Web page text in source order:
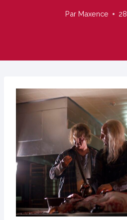
Par Maxence